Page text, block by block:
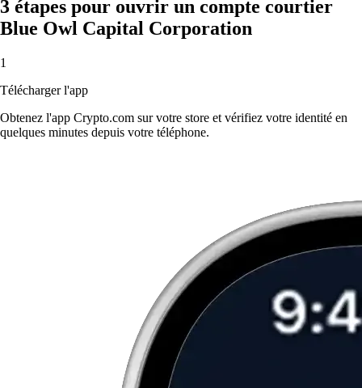
3 étapes pour ouvrir un compte courtier
Blue Owl Capital Corporation
1
Télécharger l'app
Obtenez l'app Crypto.com sur votre store et vérifiez votre identité en
quelques minutes depuis votre téléphone.